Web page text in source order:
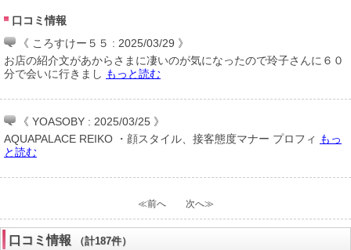
口コミ情報
《 ころすけー５５ : 2025/03/29 》
お店の紹介文があからさまに凄いのが気になったので玲子さんに６０
分で会いに行きまし もっと読む
《 YOASOBY : 2025/03/25 》
AQUAPALACE REIKO ・顔スタイル、接客態度マナー プロフィ もっ
と読む
≪前へ 次へ≫
口コミ情報 （計187件）